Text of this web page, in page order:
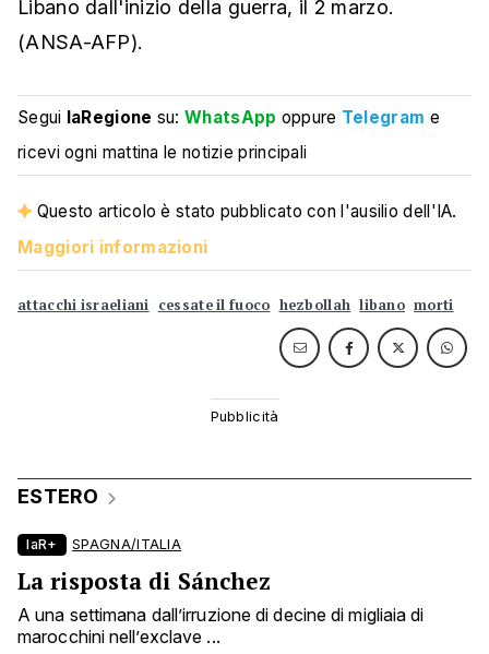
Libano dall'inizio della guerra, il 2 marzo.
(ANSA-AFP).
Segui laRegione su:WhatsApp oppure Telegram e
ricevi ogni mattina le notizie principali
Questo articolo è stato pubblicato con l'ausilio dell'IA.
Maggiori informazioni
attacchi israeliani cessate il fuoco hezbollah libano morti
ESTERO
laR+ SPAGNA/ITALIA
La risposta di Sánchez
A una settimana dall’irruzione di decine di migliaia di
marocchini nell’exclave ...